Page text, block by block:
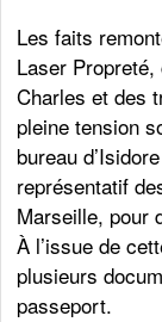
Les faits
Laser
Charles et des
pleine tension
bureau
représentatif
Marseille, pour
À l’issue de
plusieurs
passeport.